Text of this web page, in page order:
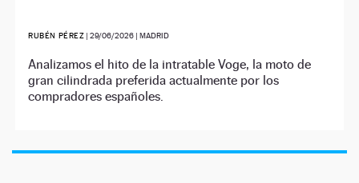
RUBÉN PÉREZ |29/06/2026 | MADRID
Analizamos el hito de la intratable Voge, la moto de
gran cilindrada preferida actualmente por los
compradores españoles.